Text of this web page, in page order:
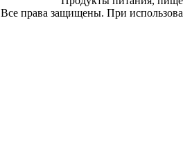
Все права защищены. При